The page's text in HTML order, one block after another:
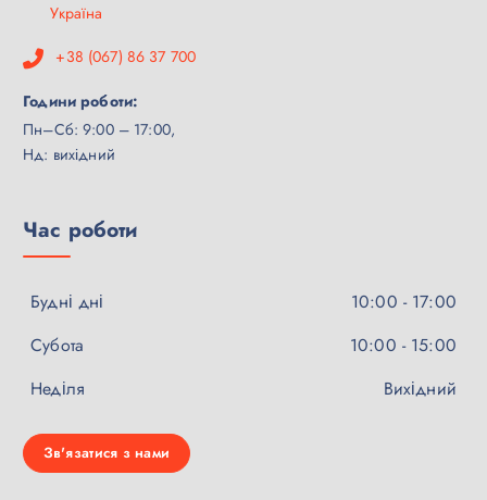
Україна
+38 (067) 86 37 700
Години роботи:
Пн–Сб: 9:00 – 17:00,
Нд: вихідний
Час роботи
Будні дні
10:00 - 17:00
Субота
10:00 - 15:00
Неділя
Вихідний
Зв'язатися з нами